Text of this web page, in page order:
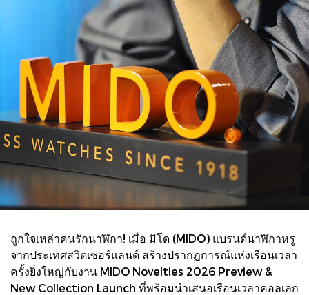
ถูกใจเหล่าคนรักนาฬิกา! เมื่อ มิโด (MIDO) แบรนด์นาฬิกาหรู
จากประเทศสวิตเซอร์แลนด์ สร้างปรากฏการณ์แห่งเรือนเวลา
ครั้งยิ่งใหญ่กับงาน MIDO Novelties 2026 Preview &
New Collection Launch ที่พร้อมนำเสนอเรือนเวลาคอลเลก